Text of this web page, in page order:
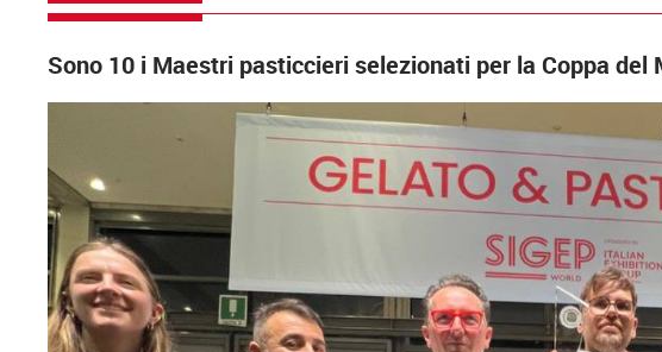
Sono 10 i Maestri pasticcieri selezionati per la Coppa